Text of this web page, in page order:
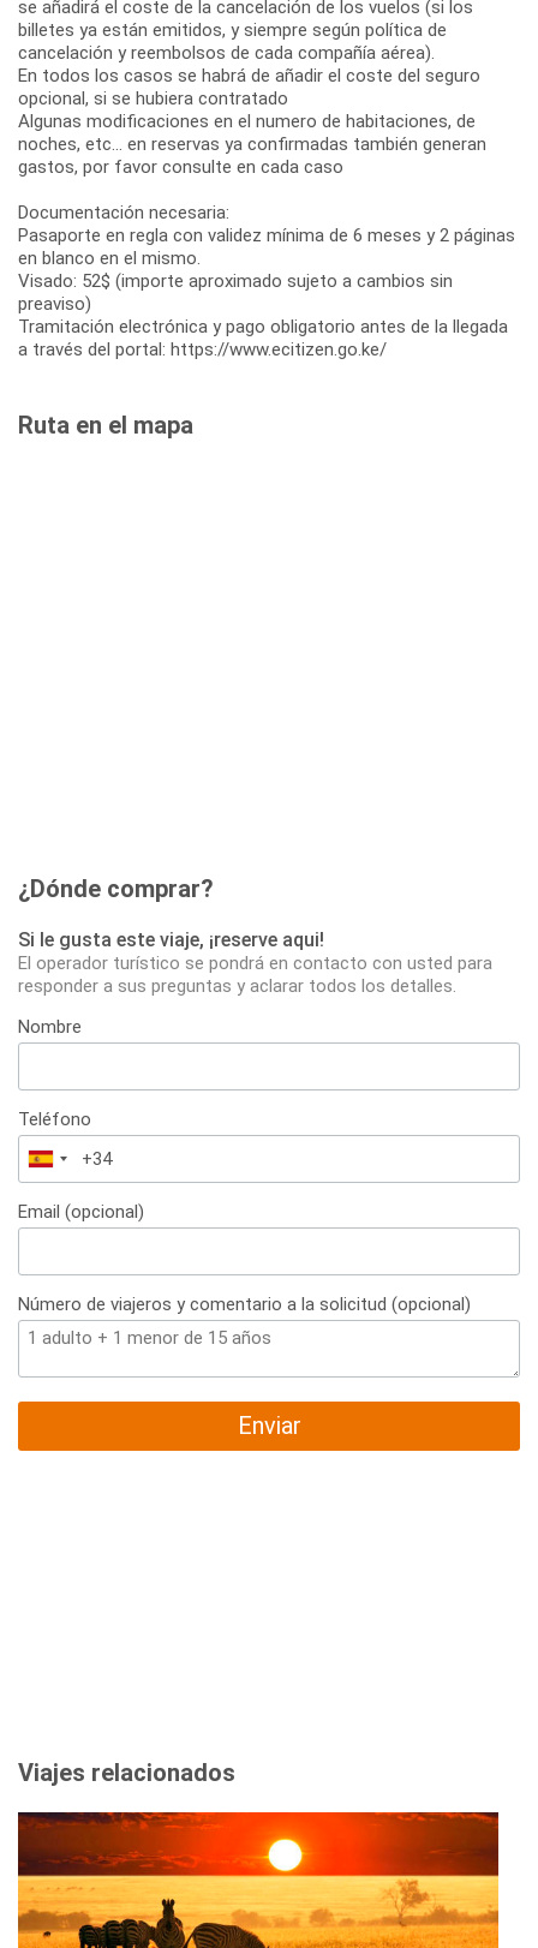
se añadirá el coste de la cancelación de los vuelos (si los
billetes ya están emitidos, y siempre según política de
cancelación y reembolsos de cada compañía aérea).
En todos los casos se habrá de añadir el coste del seguro
opcional, si se hubiera contratado
Algunas modificaciones en el numero de habitaciones, de
noches, etc... en reservas ya confirmadas también generan
gastos, por favor consulte en cada caso
Documentación necesaria:
Pasaporte en regla con validez mínima de 6 meses y 2 páginas
en blanco en el mismo.
Visado: 52$ (importe aproximado sujeto a cambios sin
preaviso)
Tramitación electrónica y pago obligatorio antes de la llegada
a través del portal: https://www.ecitizen.go.ke/
Ruta en el mapa
¿Dónde comprar?
Si le gusta este viaje, ¡reserve aqui!
El operador turístico se pondrá en contacto con usted para
responder a sus preguntas y aclarar todos los detalles.
Nombre
Teléfono
España
+34
Email (opcional)
Número de viajeros y comentario a la solicitud (opcional)
Enviar
Viajes relacionados